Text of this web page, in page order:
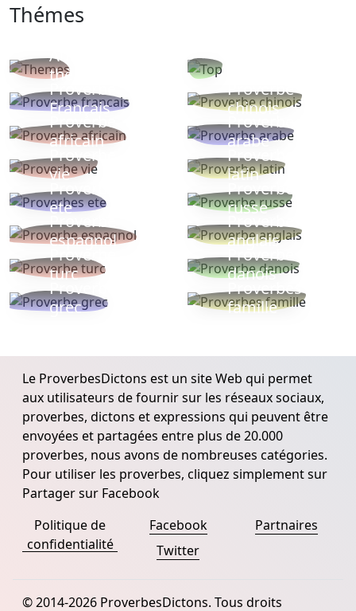
Thémes
Autres
thèmes
Proverbe
Français
Proverbe
chinois
Proverbe
africain
Proverbe
arabe
Proverbe
vie
Proverbe
latin
Proverbes
ete
Proverbe
russe
Proverbe
espagnol
Proverbe
anglais
Proverbe
turc
Proverbe
danois
Proverbe
grec
Proverbes
famille
Le ProverbesDictons est un site Web qui permet
aux utilisateurs de fournir sur les réseaux sociaux,
proverbes, dictons et expressions qui peuvent être
envoyées et partagées entre plus de 20.000
proverbes, nous avons de nombreuses catégories.
Pour utiliser les proverbes, cliquez simplement sur
Partager sur Facebook
Politique de
confidentialité
Facebook
Twitter
Partnaires
© 2014-2026 ProverbesDictons. Tous droits